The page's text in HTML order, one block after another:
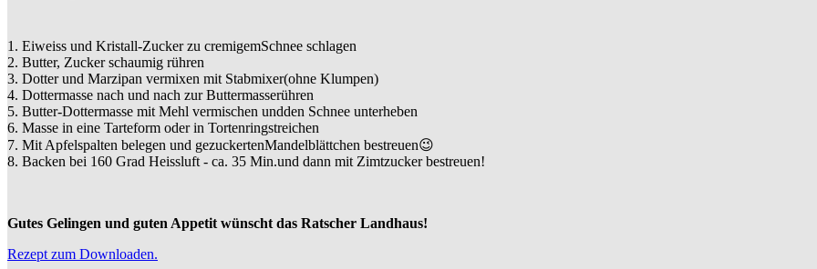
1. Eiweiss und Kristall-Zucker zu cremigemSchnee schlagen
2. Butter, Zucker schaumig rühren
3. Dotter und Marzipan vermixen mit Stabmixer(ohne Klumpen)
4. Dottermasse nach und nach zur Buttermasserühren
5. Butter-Dottermasse mit Mehl vermischen undden Schnee unterheben
6. Masse in eine Tarteform oder in Tortenringstreichen
7. Mit Apfelspalten belegen und gezuckertenMandelblättchen bestreuen😉
8. Backen bei 160 Grad Heissluft - ca. 35 Min.und dann mit Zimtzucker bestreuen!
Gutes Gelingen und guten Appetit wünscht das Ratscher Landhaus!
Rezept zum Downloaden.